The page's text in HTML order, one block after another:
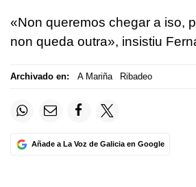
«Non queremos chegar a iso,
non queda outra», insistiu
Archivado en: A Mariña Ribadeo
Añade a La Voz de Galicia en Google